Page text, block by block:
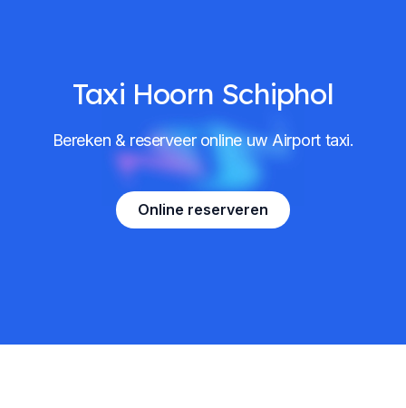
Taxi Hoorn Schiphol
Bereken & reserveer online uw Airport taxi.
Online reserveren